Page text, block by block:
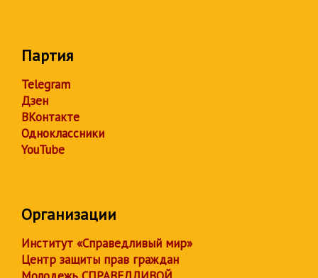
Партия
Telegram
Дзен
ВКонтакте
Одноклассники
YouTube
Организации
Институт «Справедливый мир»
Центр защиты прав граждан